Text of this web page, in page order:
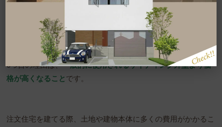
理由(6)一般的なサイディング外壁より価
格が高い
6つ目の理由は、一般的に使用されるサイディング外壁より価
格が高くなること です。
注文住宅を建てる際、土地や建物本体に多くの費用がかかるこ